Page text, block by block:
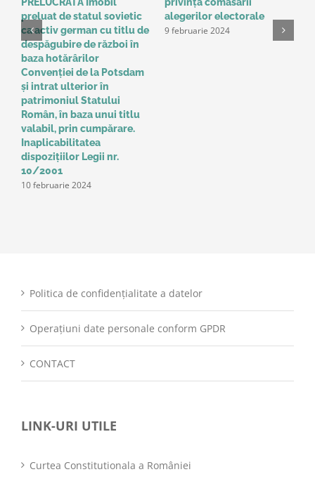
PRELUCRATĂ Imobil
preluat de statul sovietic
ca activ german cu titlu de
despăgubire de război în
baza hotărârilor
Convenţiei de la Potsdam
și intrat ulterior în
patrimoniul Statului
Român, în baza unui titlu
valabil, prin cumpărare.
Inaplicabilitatea
dispozițiilor Legii nr.
10/2001
10 februarie 2024
privinţa comasării
alegerilor electorale
9 februarie 2024
Politica de confidențialitate a datelor
Operațiuni date personale conform GPDR
CONTACT
LINK-URI UTILE
Curtea Constitutionala a României